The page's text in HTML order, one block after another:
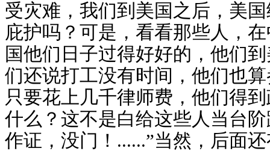
受灾难，我们到美国之后，美
庇护吗？可是，看看那些人，
国他们日子过得好好的，他们
们还说打工没有时间，他们也
只要花上几千律师费，他们得
什么？这不是白给这些人当台
作证，没门！......”当然，后面